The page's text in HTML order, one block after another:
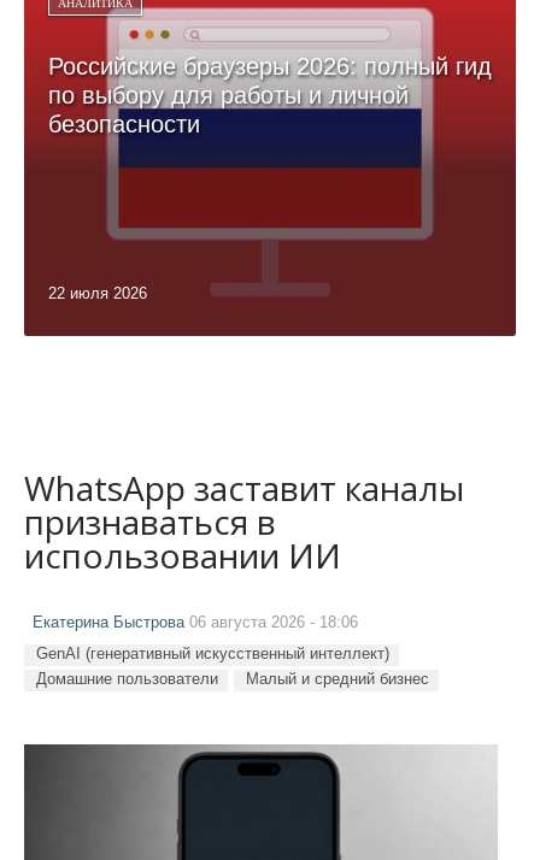
АНАЛИТИКА
Российские браузеры 2026: полный гид
по выбору для работы и личной
безопасности
22 июля 2026
WhatsApp заставит каналы
признаваться в
использовании ИИ
Екатерина Быстрова06 августа 2026 - 18:06
GenAI (генеративный искусственный интеллект)
Домашние пользователи
Малый и средний бизнес